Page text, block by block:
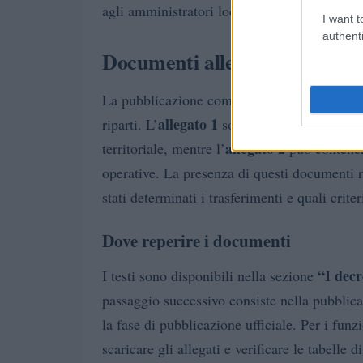
I want
agli amministratori locali di pianificare
Documenti allegati e modalità
La pubblicazione comprende il testo
riparti. L’allegato 1 solitamente riporta le
territoriale, mentre l’allegato 2può
operative. La presenza di questi documenti
stati determinati i trasferimenti e quali
Dove reperire i documenti
I testi sono disponibili nella sezione “I
passaggio successivo consiste nella
la fase di pubblicazione ufficiale. Per i
scaricare gli allegati e verificare le tabelle